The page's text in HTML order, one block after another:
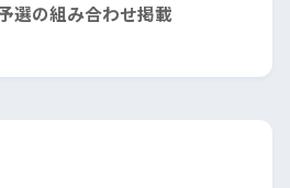
選の組み合わせ掲載